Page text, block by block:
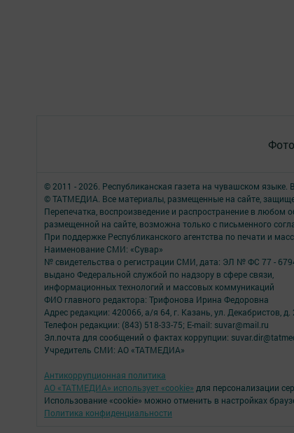
© 2011 - 2026. Республиканская газета на чувашском языке.
© ТАТМЕДИА. Все материалы, размещенные на сайте,
Перепечатка, воспроизведение и распространение в любом
размещенной на сайте, возможна только с письменного
При поддержке Республиканского агентства по печати и
Наименование СМИ: «Сувар»
№ свидетельства о регистрации СМИ, дата: ЭЛ № ФС 77 -
выдано Федеральной службой по надзору в сфере связи,
информационных технологий и массовых коммуникаций
ФИО главного редактора: Трифонова Ирина Федоровна
Адрес редакции: 420066, а/я 64, г. Казань, ул. Декабристов, д.
Телефон редакции: (843) 518-33-75; E-mail: suvar@mail.ru
Эл.почта для сообщений о фактах коррупции:
Учредитель СМИ: АО «ТАТМЕДИА»
Антикоррупционная политика
АО «ТАТМЕДИА» использует «cookie» для персонализации
Использование «cookie» можно отменить в настройках
Политика конфиденциальности